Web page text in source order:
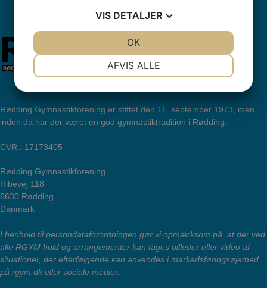
Rødding Gymnastikforening er stiftet den 11. september 1973, men
inden da har der været en god gymnastiktradition i Rødding.
CVR.: 17173405
Rødding Gymnastikforening
Ribevej 118
6630 Rødding
Danmark
I henhold til persondataforordningen gør vi opmærksom på, at der ved
alle RGYM hold og arrangementer kan tages billeder eller video af
situationer, der efterfølgende kan anvendes i markedsføringsøjemed
på rgym.dk eller sociale medier.
VIS DETALJER
AFVIS ALLE
OK